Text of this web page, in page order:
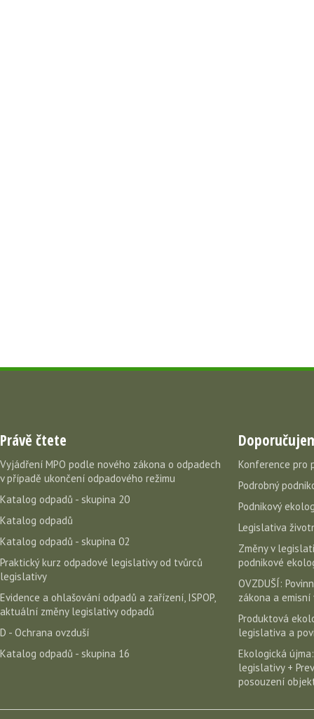
Právě čtete
Vyjádření MPO podle nového zákona o odpadech
v případě ukončení odpadového režimu
Katalog odpadů - skupina 20
Katalog odpadů
Katalog odpadů - skupina 02
Praktický kurz odpadové legislativy od tvůrců
legislativy
Evidence a ohlašování odpadů a zařízení, ISPOP,
aktuální změny legislativy odpadů
D - Ochrana ovzduší
Katalog odpadů - skupina 16
Konference pro
Podrobný
Podnikový
Legislativa
Změny v
podnikové
OVZDUŠÍ:
zákona a emisní
Produktová
legislativa a
Ekologická
legislativy +
posouzení